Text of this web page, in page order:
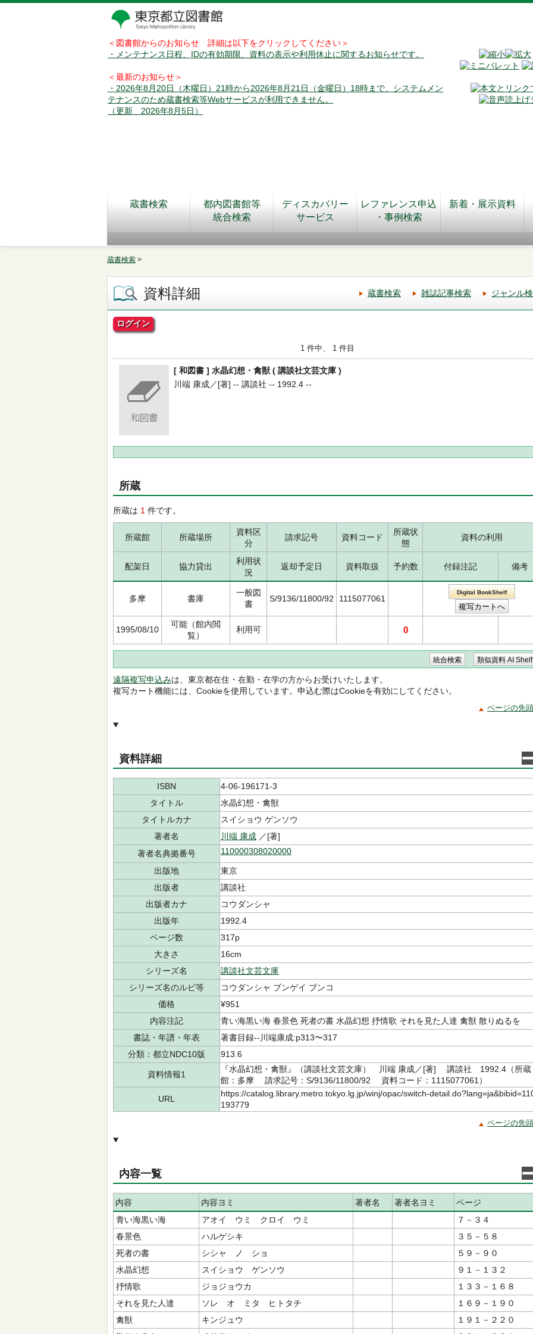
＜図書館からのお知らせ 詳細は以下をクリックしてください＞
・メンテナンス日程、IDの有効期限、資料の表示や利用休止に関するお知らせです。
＜最新のお知らせ＞
・2026年8月20日（木曜日）21時から2026年8月21日（金曜日）18時まで、システムメン
テナンスのため蔵書検索等Webサービスが利用できません。
（更新 2026年8月5日）
蔵書検索
都内図書館等
統合検索
ディスカバリー
サービス
レファレンス申込
・事例検索
新着・展示資料
蔵書検索 >
資料詳細 蔵書検索 雑誌記事検索 ジャンル
ログイン
1 件中、 1 件目
[ 和図書 ] 水晶幻想・禽獣 ( 講談社文芸文庫 )
川端 康成／[著] -- 講談社 -- 1992.4 --
所蔵
所蔵は 1 件です。
所蔵館 所蔵場所
資料区
分
請求記号 資料コード
所蔵状
態
資料の利用
配架日 協力貸出
利用状
況
返却予定日 資料取扱 予約数 付録注記 備考
多摩 書庫
一般図
書
S/9136/11800/92 1115077061
Digital BookShelf
1995/08/10
可能（館内閲
覧）
利用可 0
遠隔複写申込みは、東京都在住・在勤・在学の方からお受けいたします。
複写カート機能には、Cookieを使用しています。申込む際はCookieを有効にしてください。
ページの先
資料詳細
ISBN
4-06-196171-3
タイトル
水晶幻想・禽獣
タイトルカナ
スイショウ ゲンソウ
著者名
川端 康成 ／[著]
著者名典拠番号
110000308020000
出版地
東京
出版者
講談社
出版者カナ
コウダンシャ
出版年
1992.4
ページ数
317p
大きさ
16cm
シリーズ名
講談社文芸文庫
シリーズ名のルビ等
コウダンシャ ブンゲイ ブンコ
価格
¥951
内容注記
青い海黒い海 春景色 死者の書 水晶幻想 抒情歌 それを見た人達 禽獣 散りぬるを
書誌・年譜・年表
著書目録--川端康成:p313〜317
分類：都立NDC10版
913.6
資料情報1
『水晶幻想・禽獣』（講談社文芸文庫） 川端 康成／[著] 講談社 1992.4（所蔵
館：多摩 請求記号：S/9136/11800/92 資料コード：1115077061）
URL
https://catalog.library.metro.tokyo.lg.jp/winj/opac/switch-
193779
ページの先
内容一覧
内容 内容ヨミ 著者名 著者名ヨミ
ページ
青い海黒い海
アオイ ウミ クロイ ウミ
７－３４
春景色
ハルゲシキ
３５－５８
死者の書
シシャ ノ ショ
５９－９０
水晶幻想
スイショウ ゲンソウ
９１－１３２
抒情歌
ジョジョウカ
１３３－１６８
それを見た人達
ソレ オ ミタ ヒトタチ
１６９－１９０
禽獣
キンジュウ
１９１－２２０